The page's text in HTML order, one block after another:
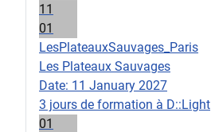
11
01
LesPlateauxSauvages_Paris
Les Plateaux Sauvages
Date: 11 January 2027
3 jours de formation à D::Light
01